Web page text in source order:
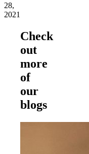
28,
2021
Check
out
more
of
our
blogs